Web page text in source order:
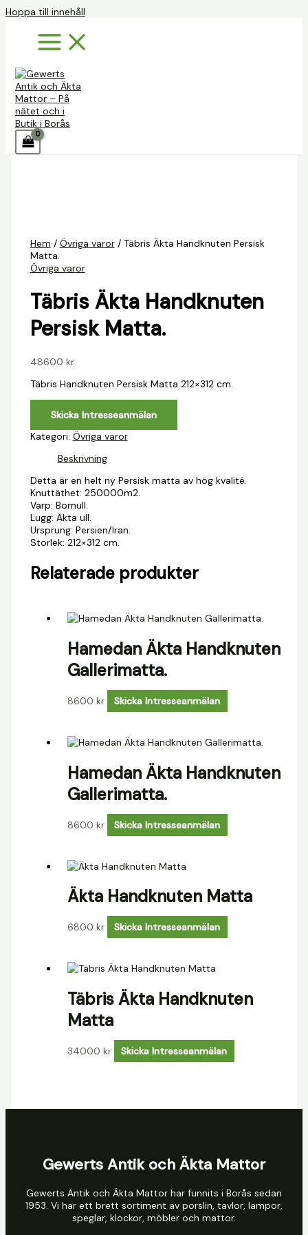
Hoppa till innehåll
Hem / Övriga varor/ Täbris Äkta Handknuten Persisk
Matta.
Övriga varor
Täbris Äkta Handknuten
Persisk Matta.
48600 kr
Täbris Handknuten Persisk Matta 212×312 cm.
Skicka Intresseanmälan
Kategori: Övriga varor
Beskrivning
Detta är en helt ny Persisk matta av hög kvalité.
Knuttäthet: 250000m2.
Varp: Bomull.
Lugg: Äkta ull.
Ursprung: Persien/Iran.
Storlek: 212×312 cm.
Relaterade produkter
Hamedan Äkta Handknuten
Gallerimatta.
8600 kr Skicka Intresseanmälan
Hamedan Äkta Handknuten
Gallerimatta.
8600 kr Skicka Intresseanmälan
Äkta Handknuten Matta
6800 kr Skicka Intresseanmälan
Täbris Äkta Handknuten
Matta
34000 kr Skicka Intresseanmälan
Gewerts Antik och Äkta Mattor
Gewerts Antik och Äkta Mattor har funnits i Borås sedan
1953. Vi har ett brett sortiment av porslin, tavlor, lampor,
speglar, klockor, möbler och mattor.